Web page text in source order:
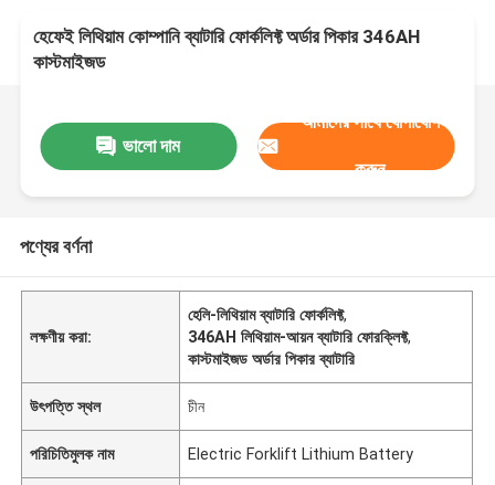
হেফেই লিথিয়াম কোম্পানি ব্যাটারি ফোর্কলিফ্ট অর্ডার পিকার 346AH
কাস্টমাইজড
ভালো দাম
আমাদের সাথে যোগাযোগ
করুন
পণ্যের বর্ণনা
লক্ষণীয় করা:
হেলি-লিথিয়াম ব্যাটারি ফোর্কলিফ্ট,
346AH লিথিয়াম-আয়ন ব্যাটারি ফোরক্লিফ্ট,
কাস্টমাইজড অর্ডার পিকার ব্যাটারি
উৎপত্তি স্থল চীন
পরিচিতিমুলক নাম Electric Forklift Lithium Battery